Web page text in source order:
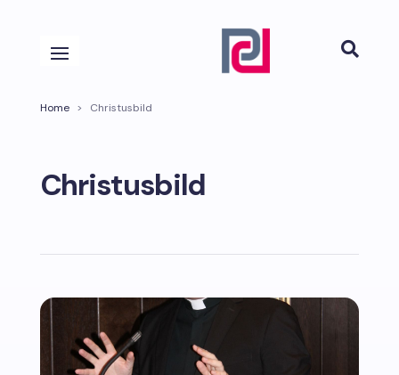

Home > Christusbild
Christusbild